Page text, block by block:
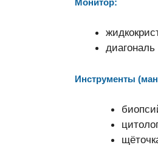
Монитор:
Инструменты